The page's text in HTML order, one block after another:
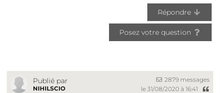
Répondre
Posez votre question
Publié par
NIHILSCIO
2879 messages
le 31/08/2020 à 16:41